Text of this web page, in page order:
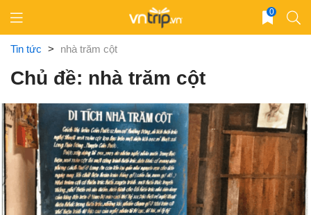
content
0
Tin tức > nhà trăm cột
Chủ đề: nhà trăm cột